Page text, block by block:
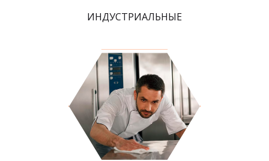
ИНДУСТРИАЛЬНЫЕ